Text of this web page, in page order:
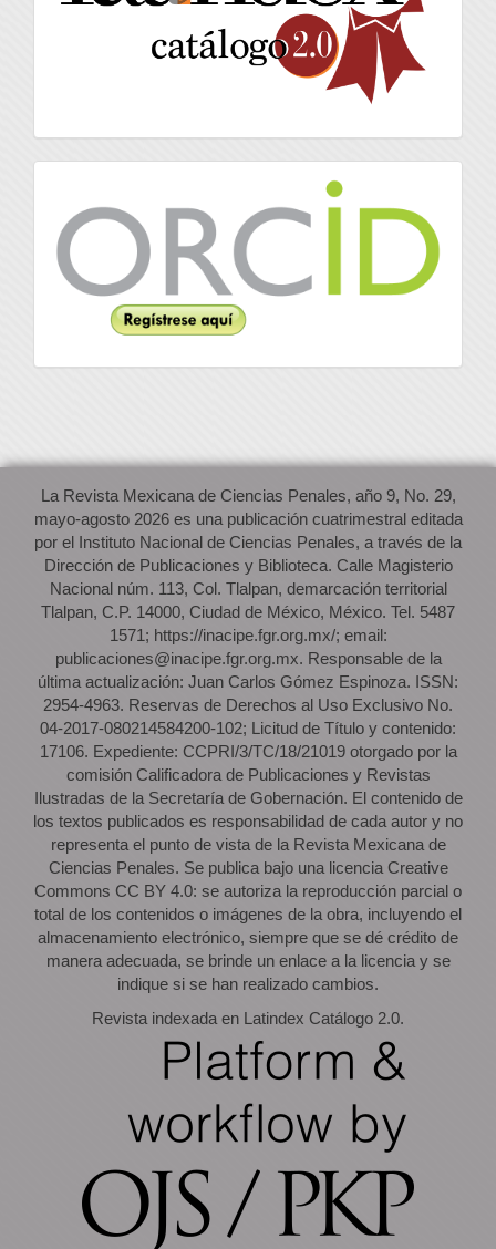
La Revista Mexicana de Ciencias Penales, año 9, No. 29,
mayo-agosto 2026 es una publicación cuatrimestral editada
por el Instituto Nacional de Ciencias Penales, a través de la
Dirección de Publicaciones y Biblioteca. Calle Magisterio
Nacional núm. 113, Col. Tlalpan, demarcación territorial
Tlalpan, C.P. 14000, Ciudad de México, México. Tel. 5487
1571; https://inacipe.fgr.org.mx/; email:
publicaciones@inacipe.fgr.org.mx. Responsable de la
última actualización: Juan Carlos Gómez Espinoza. ISSN:
2954-4963. Reservas de Derechos al Uso Exclusivo No.
04-2017-080214584200-102; Licitud de Título y contenido:
17106. Expediente: CCPRI/3/TC/18/21019 otorgado por la
comisión Calificadora de Publicaciones y Revistas
Ilustradas de la Secretaría de Gobernación. El contenido de
los textos publicados es responsabilidad de cada autor y no
representa el punto de vista de la Revista Mexicana de
Ciencias Penales. Se publica bajo una licencia Creative
Commons CC BY 4.0: se autoriza la reproducción parcial o
total de los contenidos o imágenes de la obra, incluyendo el
almacenamiento electrónico, siempre que se dé crédito de
manera adecuada, se brinde un enlace a la licencia y se
indique si se han realizado cambios.
Revista indexada en Latindex Catálogo 2.0.